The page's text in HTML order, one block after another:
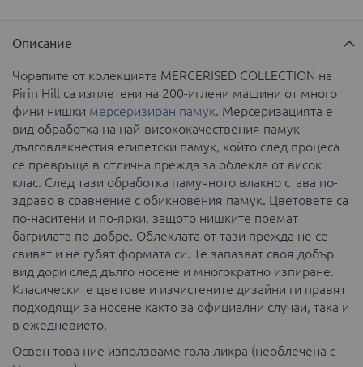
Описание
Чорапите от колекцията MERCERISED COLLECTION на
Pirin Hill са изплетени на 200-иглени машини от много
фини нишки мерсеризиран памук. Мерсеризацията е
вид обработка на най-висококачествения памук -
дълговлакнестия египетски памук, който след процеса
се превръща в отлична прежда за облекла от висок
клас. След тази обработка памучното влакно става по-
здраво в сравнение с обикновения памук. Цветовете са
по-наситени и по-ярки, защото нишките поемат
багрилата по-добре. Облеклата от тази прежда не се
свиват и не губят формата си. Те запазват своя добър
вид дори след дълго носене и многократно изпиране.
Класическите цветове и изчистените дизайни ги правят
подходящи за носене както за официални случаи, така и
в ежедневието.
Освен това ние използваме гола ликра (необлечена с